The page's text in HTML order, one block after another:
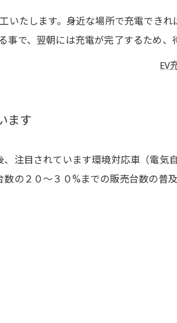
いたします。身近な場所で充電でき
で、翌朝には充電が完了するため、
EV
ます
注目されています環境対応車（電気
の２０～３０%までの販売台数の普